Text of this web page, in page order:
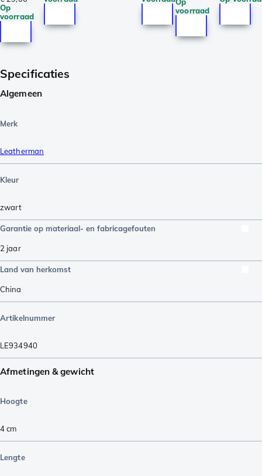
Op
voorraad
Op
voorraad
Specificaties
Algemeen
Merk
Leatherman
Kleur
zwart
Garantie op materiaal- en fabricagefouten
2 jaar
Land van herkomst
China
Artikelnummer
LE934940
Afmetingen & gewicht
Hoogte
4cm
Lengte